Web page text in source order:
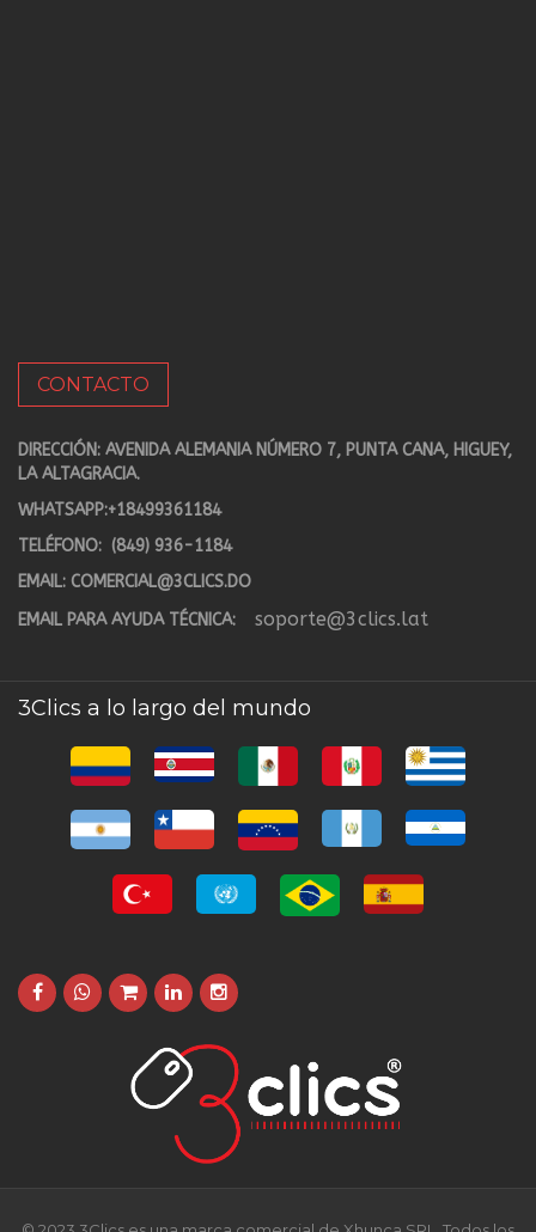
CONTACTO
DIRECCIÓN: AVENIDA ALEMANIA NÚMERO 7, PUNTA CANA, HIGUEY,
LA ALTAGRACIA.
WHATSAPP:+18499361184
TELÉFONO: (849) 936-1184
EMAIL: COMERCIAL@3CLICS.DO
EMAIL PARA AYUDA TÉCNICA:
soporte@3clics.lat
3Clics a lo largo del mundo